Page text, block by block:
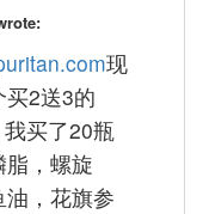
现
买2送3的
买了20瓶
脂，螺旋
油，花旗参